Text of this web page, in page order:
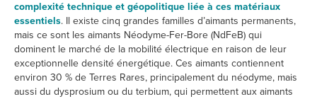
complexité technique et géopolitique liée à ces matériaux
essentiels. Il existe cinq grandes familles d’aimants permanents,
mais ce sont les aimants Néodyme-Fer-Bore (NdFeB) qui
dominent le marché de la mobilité électrique en raison de leur
exceptionnelle densité énergétique. Ces aimants contiennent
environ 30 % de Terres Rares, principalement du néodyme, mais
aussi du dysprosium ou du terbium, qui permettent aux aimants